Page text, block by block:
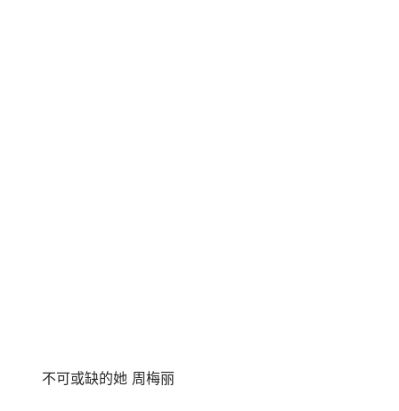
不可或缺的她 周梅丽